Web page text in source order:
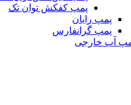
پمپ کفکش توان تک
پمپ رایان
پمپ گرانفارس
آب خارجی